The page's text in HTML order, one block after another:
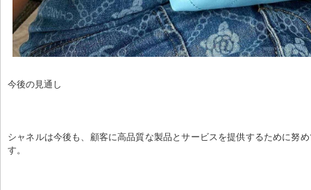
今後の見通し
シャネルは今後も、顧客に高品質な製品とサービスを提供するために努
す。